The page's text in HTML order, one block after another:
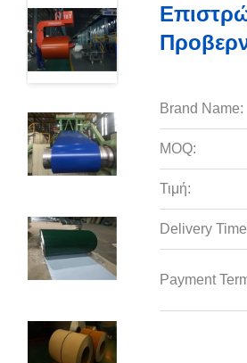
Brand Name:
MOQ:
Τιμή:
Delivery
Payment